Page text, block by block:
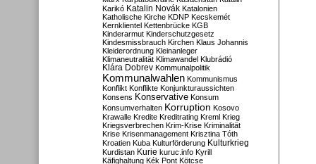
Karikó Katalin Novák Katalonien
Katholische Kirche KDNP Kecskemét
Kernklientel Kettenbrücke KGB
Kinderarmut Kinderschutzgesetz
Kindesmissbrauch Kirchen Klaus Johannis
Kleiderordnung Kleinanleger
Klimaneutralität Klimawandel Klubrádió
Klára Dobrev Kommunalpolitik
Kommunalwahlen Kommunismus
Konflikt Konflikte Konjunkturaussichten
Konsens Konservative Konsum
Konsumverhalten Korruption Kosovo
Krawalle Kredite Kreditrating Kreml Krieg
Kriegsverbrechen Krim-Krise Kriminalität
Krise Krisenmanagement Krisztina Tóth
Kroatien Kuba Kulturförderung Kulturkrieg
Kurdistan Kurie kuruc.info Kyrill
Käfighaltung Kék Pont Kötcse